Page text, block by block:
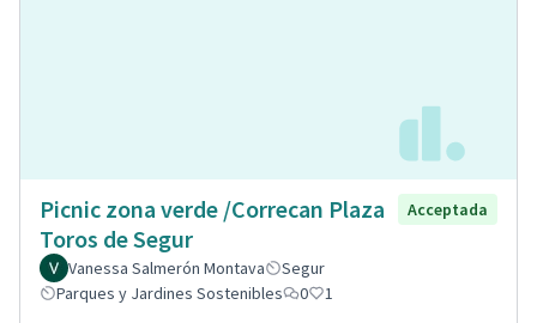
Picnic zona verde /Correcan Plaza
Toros de Segur
Acceptada
Vanessa Salmerón Montava
Segur
Parques y Jardines Sostenibles
0 1